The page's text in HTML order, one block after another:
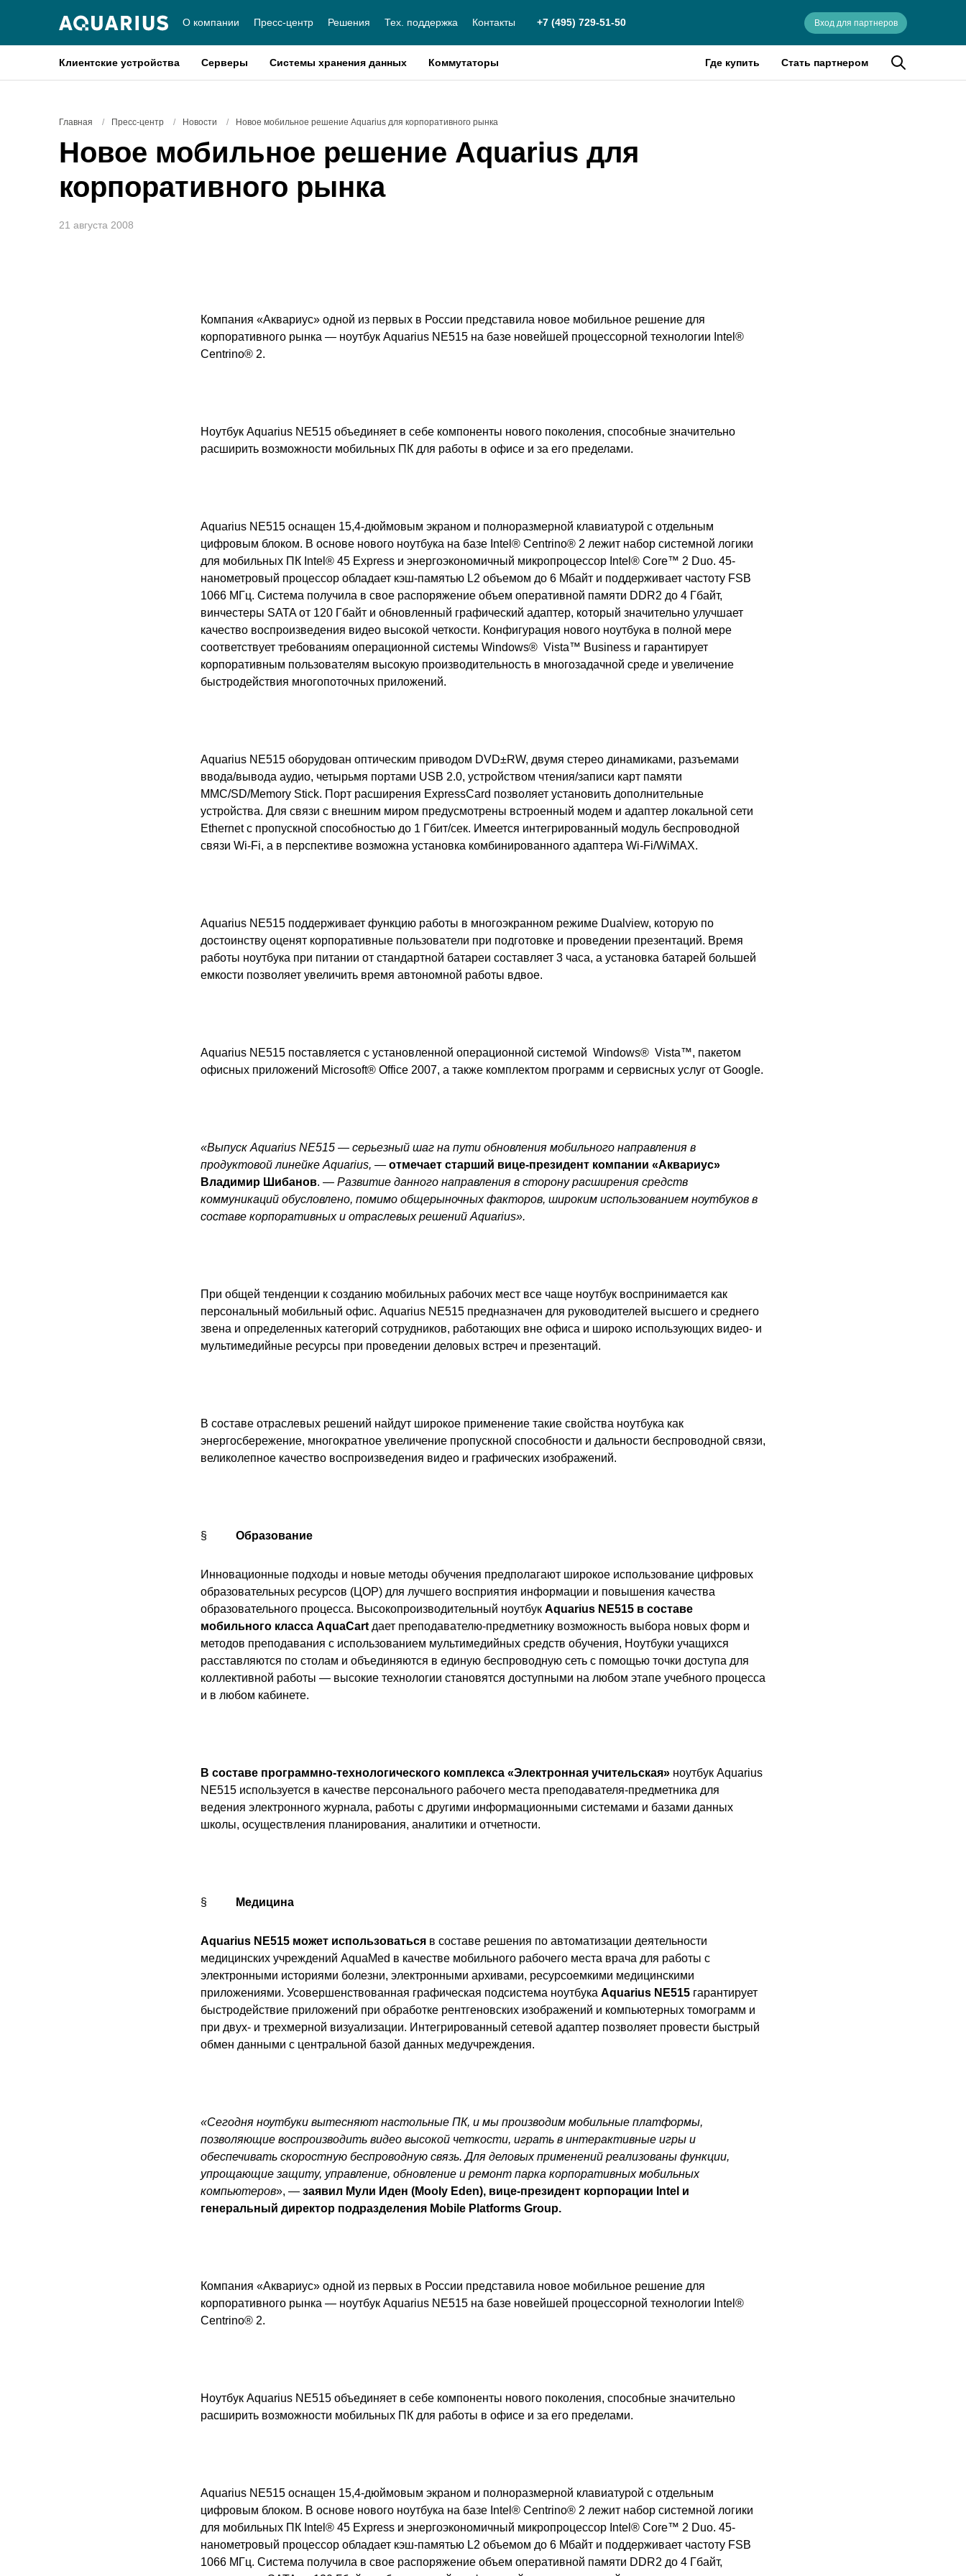
О компании Пресс-центр Решения Тех. поддержка Контакты +7 (495) 729-51-50 Вход для партнеров
Клиентские устройства Серверы Системы хранения данных Коммутаторы Где купить Стать партнером
Главная / Пресс-центр / Новости / Новое мобильное решение Aquarius для корпоративного рынка
Новое мобильное решение Aquarius для
корпоративного рынка
21 августа 2008
Компания «Аквариус» одной из первых в России представила новое мобильное решение для
корпоративного рынка —ноутбук Aquarius NE515 на базе новейшей процессорной технологии Intel®
Centrino® 2.
Ноутбук Aquarius NE515объединяет в себе компоненты нового поколения, способные значительно
расширить возможности мобильных ПК для работы в офисе и за его пределами.
Aquarius NE515 оснащен 15,4-дюймовым экраном и полноразмерной клавиатурой с отдельным
цифровым блоком. В основе нового ноутбука на базе Intel ® Centrino® 2 лежит набор системной логики
для мобильных ПК Intel® 45 Express и энергоэкономичный микропроцессор Intel® Core™ 2 Duo. 45-
нанометровый процессор обладает кэш-памятью L2 объемом до 6 Мбайт и поддерживает частоту FSB
1066 МГц. Система получила в свое распоряжение объем оперативной памяти DDR2 до 4 Гбайт,
винчестеры SATA от 120 Гбайт и обновленный графический адаптер, который значительно улучшает
качество воспроизведения видео высокой четкости. Конфигурация нового ноутбука в полной мере
соответствует требованиям операционной системы Windows® Vista™ Business и гарантирует
корпоративным пользователям высокую производительность в многозадачной среде и увеличение
быстродействия многопоточных приложений.
Aquarius NE515 оборудован оптическим приводом DVD±RW, двумя стерео динамиками, разъемами
ввода/вывода аудио, четырьмя портами USB 2.0, устройством чтения/записи карт памяти
MMC/SD/Memory Stick. Порт расширения ExpressCard позволяет установить дополнительные
устройства. Для связи с внешним миром предусмотрены встроенный модем и адаптер локальной сети
Ethernetс пропускной способностью до 1 Гбит/сек. Имеется интегрированный модуль беспроводной
связи Wi-Fi, а в перспективе возможна установка комбинированного адаптера Wi-Fi/WiMAX.
Aquarius NE515 поддерживает функцию работы в многоэкранном режиме Dualview, которую по
достоинству оценят корпоративные пользователи при подготовке и проведении презентаций. Время
работы ноутбука при питании от стандартной батареи составляет 3 часа, а установка батарей большей
емкости позволяет увеличить время автономной работы вдвое.
Aquarius NE515 поставляется с установленной операционной системой Windows® Vista™, пакетом
офисных приложений Microsoft® Office 2007, а также комплектом программ и сервисных услуг от Google.
«Выпуск Aquarius NE515 — серьезный шаг на пути обновления мобильного направления в
продуктовой линейке Aquarius, — отмечает старший вице-президент компании «Аквариус»
Владимир Шибанов. — Развитие данного направления в сторону расширения средств
коммуникаций обусловлено, помимо общерыночных факторов, широким использованием ноутбуков в
составе корпоративных и отраслевых решений Aquarius».
При общей тенденции к созданию мобильных рабочих мест все чаще ноутбук воспринимается как
персональный мобильный офис. Aquarius NE515 предназначен для руководителей высшего и среднего
звена и определенных категорий сотрудников, работающих вне офиса и широко использующих видео- и
мультимедийные ресурсы при проведении деловых встреч и презентаций.
В составе отраслевых решений найдут широкое применение такие свойства ноутбука как
энергосбережение, многократное увеличение пропускной способности и дальности беспроводной связи,
великолепное качество воспроизведения видео и графических изображений.
§ Образование
Инновационные подходы и новые методы обучения предполагают широкое использование цифровых
образовательных ресурсов (ЦОР) для лучшего восприятия информации и повышения качества
образовательного процесса. Высокопроизводительный ноутбук Aquarius NE515 в составе
мобильного класса AquaCartдает преподавателю-предметнику возможность выбора новых форм и
методов преподавания с использованием мультимедийных средств обучения, Ноутбуки учащихся
расставляются по столам и объединяются в единую беспроводную сеть с помощью точки доступа для
коллективной работы — высокие технологии становятся доступными на любом этапе учебного процесса
и в любом кабинете.
В составе программно-технологического комплекса «Электронная учительская»ноутбук Aquarius
NE515 используется в качестве персонального рабочего места преподавателя-предметника для
ведения электронного журнала, работы с другими информационными системами и базами данных
школы, осуществления планирования, аналитики и отчетности.
§ Медицина
Aquarius NE515 может использоваться в составе решения по автоматизации деятельности
медицинских учреждений AquaMed в качестве мобильного рабочего места врача для работы с
электронными историями болезни, электронными архивами, ресурсоемкими медицинскими
приложениями. Усовершенствованная графическая подсистема ноутбука Aquarius NE515 гарантирует
быстродействие приложений при обработке рентгеновских изображений и компьютерных томограмм и
при двух- и трехмерной визуализации. Интегрированный сетевой адаптер позволяет провести быстрый
обмен данными с центральной базой данных медучреждения.
«Сегодня ноутбуки вытесняют настольные ПК, и мы производим мобильные платформы,
позволяющие воспроизводить видео высокой четкости, играть в интерактивные игры и
обеспечивать скоростную беспроводную связь. Для деловых применений реализованы функции,
упрощающие защиту, управление, обновление и ремонт парка корпоративных мобильных
компьютеров», — заявил Мули Иден (Mooly Eden), вице-президент корпорации Intel и
генеральный директор подразделения Mobile Platforms Group.
Компания «Аквариус» одной из первых в России представила новое мобильное решение для
корпоративного рынка —ноутбук Aquarius NE515 на базе новейшей процессорной технологии Intel®
Centrino® 2.
Ноутбук Aquarius NE515объединяет в себе компоненты нового поколения, способные значительно
расширить возможности мобильных ПК для работы в офисе и за его пределами.
Aquarius NE515 оснащен 15,4-дюймовым экраном и полноразмерной клавиатурой с отдельным
цифровым блоком. В основе нового ноутбука на базе Intel ® Centrino® 2 лежит набор системной логики
для мобильных ПК Intel® 45 Express и энергоэкономичный микропроцессор Intel® Core™ 2 Duo. 45-
нанометровый процессор обладает кэш-памятью L2 объемом до 6 Мбайт и поддерживает частоту FSB
1066 МГц. Система получила в свое распоряжение объем оперативной памяти DDR2 до 4 Гбайт,